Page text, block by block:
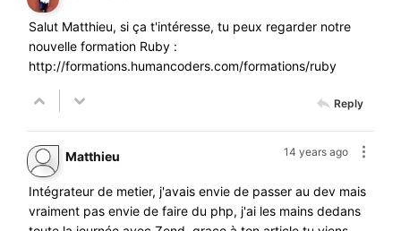
Salut Matthieu, si ça t'intéresse, tu peux regarder notre
nouvelle formation Ruby :
http://formations.humancoders.com/formations/ruby
Reply
14 years ago
Matthieu
Intégrateur de metier, j'avais envie de passer au dev mais
vraiment pas envie de faire du php, j'ai les mains dedans